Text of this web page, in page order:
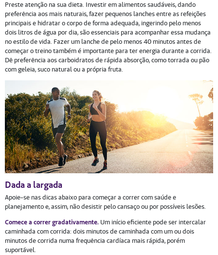
Preste atenção na sua dieta. Investir em alimentos saudáveis, dando
preferência aos mais naturais, fazer pequenos lanches entre as refeições
principais e hidratar o corpo de forma adequada, ingerindo pelo menos
dois litros de água por dia, são essenciais para acompanhar essa mudança
no estilo de vida. Fazer um lanche de pelo menos 40 minutos antes de
começar o treino também é importante para ter energia durante a corrida.
Dê preferência aos carboidratos de rápida absorção, como torrada ou pão
com geleia, suco natural ou a própria fruta.
Dada a largada
Apoie-se nas dicas abaixo para começar a correr com saúde e
planejamento e, assim, não desistir pelo cansaço ou por possíveis lesões.
Comece a correr gradativamente.Um início eficiente pode ser intercalar
caminhada com corrida: dois minutos de caminhada com um ou dois
minutos de corrida numa frequência cardíaca mais rápida, porém
suportável.